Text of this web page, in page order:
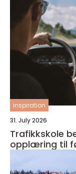
inspiration
31. July 2026
Trafikkskole
opplæring til